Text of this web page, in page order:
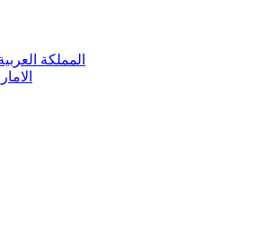
المملكة